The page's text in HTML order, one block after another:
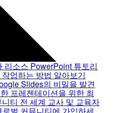
리소스 PowerPoint 튜토리
업하는 방법 알아보기
Slides의 비밀을 발견
프레젠테이션을 위한 최
티 전 세계 교사 및 교육자